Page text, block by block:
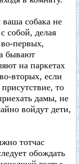
собака не
собой, делая
первых,
бывают
на паркетах
вторых, если
то
дамы, не
войдут дети,
тотчас
обождать